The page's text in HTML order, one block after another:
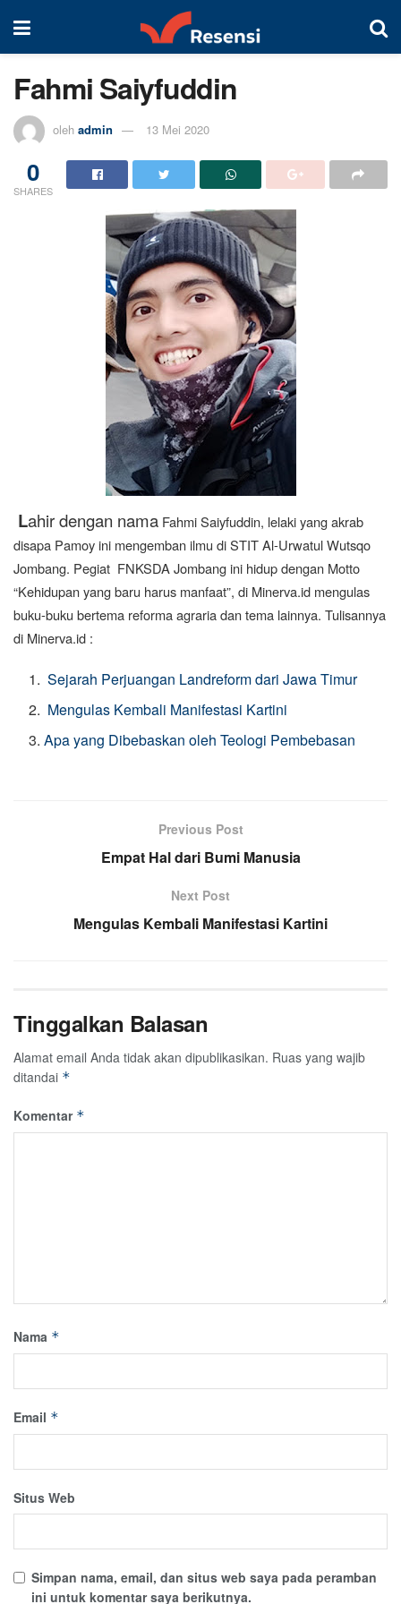
Fahmi Saiyfuddin
oleh admin 13 Mei 2020
0
SHARES
Lahir dengan nama Fahmi Saiyfuddin, lelaki yang akrab
disapa Pamoy ini mengemban ilmu di STIT Al-Urwatul Wutsqo
Jombang. Pegiat FNKSDA Jombang ini hidup dengan Motto
“Kehidupan yang baru harus manfaat”, di Minerva.id mengulas
buku-buku bertema reforma agraria dan tema lainnya. Tulisannya
di Minerva.id :
Sejarah Perjuangan Landreform dari Jawa Timur
Mengulas Kembali Manifestasi Kartini
Apa yang Dibebaskan oleh Teologi Pembebasan
Previous Post
Empat Hal dari Bumi Manusia
Next Post
Mengulas Kembali Manifestasi Kartini
Tinggalkan Balasan
Alamat email Anda tidak akan dipublikasikan. Ruas yang wajib
ditandai *
Komentar *
Nama *
Email *
Situs Web
Simpan nama, email, dan situs web saya pada peramban
ini untuk komentar saya berikutnya.